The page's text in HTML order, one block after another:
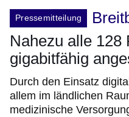
Pressemitteilung
Nahezu alle 128
gigabitfähig
Durch den Einsatz
allem im ländlichen
medizinische